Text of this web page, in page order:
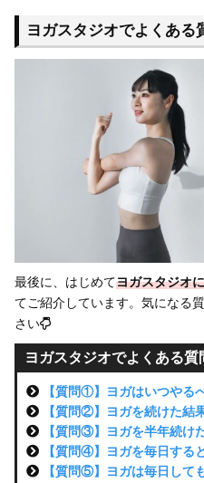
ヨガスタジオでよくある
最後に、はじめてヨガスタジオ
てご紹介しています。気になる
さい
ヨガスタジオでよくある質
【質問①】ヨガはいつやる
【質問②】ヨガを続けた結
【質問③】ヨガを半年続け
【質問④】ヨガを毎日する
【質問⑤】ヨガは毎日して